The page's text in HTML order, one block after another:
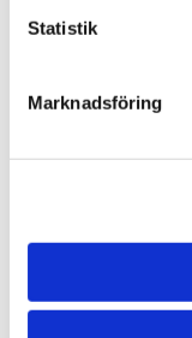
Statistik
Marknadsföring
Meddelande